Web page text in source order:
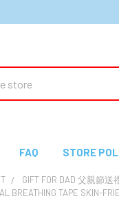
FAQ STORE
GIFT FOR DAD 父親節送
BREATHING TAPE SKIN-